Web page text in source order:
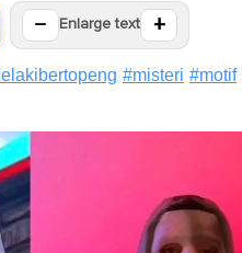
− Enlarge text +
lelakibertopeng #misteri #motif